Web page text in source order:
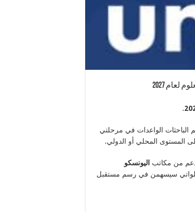
2027
.
الباحثات الواعدات في مرحلتي
المستوى المحلي أو الدولي.
من مكاتب اليونسكو
اللواتي سيسهمن في رسم مستقبل